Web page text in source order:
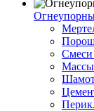
Смеси
Шамот